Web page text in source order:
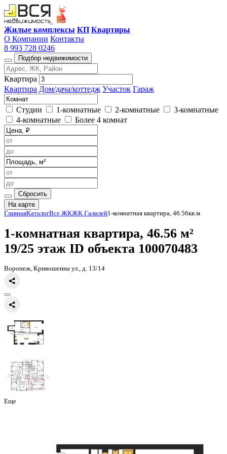
Жилые комплексы КП Квартиры
О Компании Контакты
8 993 728 0246
Подбор недвижимости
Квартира
Квартира Дом/дача/коттедж Участок Гараж
Студии 1-комнатные 2-комнатные
3-комнатные
4-комнатные
Более 4 комнат
Сбросить
На карте
Главная КаталогВсе ЖКЖК Галилей
1-комнатная квартира, 46.56
19/25 этаж
Воронеж, Кривошеина ул., д. 13/14